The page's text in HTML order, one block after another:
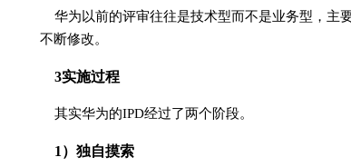
华为以前的评审往往是技术型而不是业务型，主
不断修改。
3实施过程
其实华为的IPD经过了两个阶段。
1）独自摸索